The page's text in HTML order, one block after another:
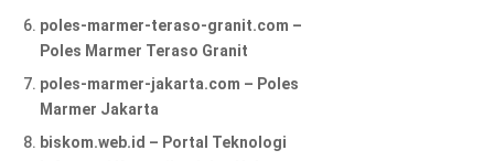
poles-marmer-teraso-granit.com –
Poles Marmer Teraso Granit
poles-marmer-jakarta.com – Poles
Marmer Jakarta
biskom.web.id – Portal Teknologi